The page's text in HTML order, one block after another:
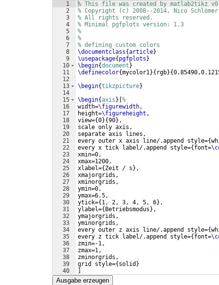
1
2
3
4
5
6
7
8
9
10
11
12
13
14
15
16
17
18
19
20
21
22
23
24
25
26
27
28
29
30
31
32
33
34
35
36
37
38
39
40
41
% This file was created by matlab2tikz
% Copyright (c) 2008--2014, Nico Schlömer
% All rights reserved.
% Minimal pgfplots version: 1.3
%
%
% defining custom colors
\documentclass{article}
\usepackage{ pgfplots }
\begin{document }
\definecolor{mycolor1}{ rgb}{
\begin{tikzpicture}
\begin{axis } %
width=\figurewidth,
height=\figureheight ,
view={0}{90} ,
scale only axis,
separate axis lines,
every outer x axis line/.append style={
every x tick label/.append style={ font=
xmin=0,
xmax=1200,
xlabel={ Zeit / s } ,
xmajorgrids,
xminorgrids,
ymin=0,
ymax=6.5,
ytick={ 1, 2, 3, 4, 5, 6} ,
ylabel={ Betriebsmodus } ,
ymajorgrids,
yminorgrids,
every outer z axis line/.append style={
every z tick label/.append style={ font=
zmin=-1,
zmax=1,
zminorgrids,
grid style={ solid }
\addplot [color=black,solid,line
Ausgabe erzeugen